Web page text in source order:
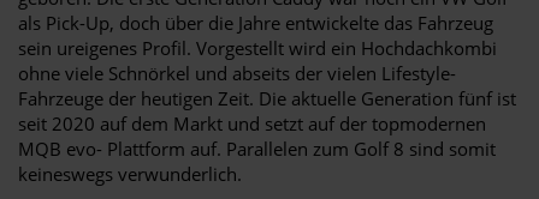
als Pick-Up, doch über die Jahre entwickelte das Fahrzeug
sein ureigenes Profil. Vorgestellt wird ein Hochdachkombi
ohne viele Schnörkel und abseits der vielen Lifestyle-
Fahrzeuge der heutigen Zeit. Die aktuelle Generation fünf ist
seit 2020 auf dem Markt und setzt auf der topmodernen
MQB evo- Plattform auf. Parallelen zum Golf 8 sind somit
keineswegs verwunderlich.